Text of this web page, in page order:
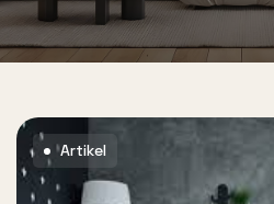
Artikel